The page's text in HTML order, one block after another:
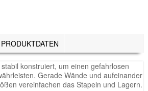
PRODUKTDATEN
konstruiert, um einen gefahrlosen
Gerade Wände und aufeinander
vereinfachen das Stapeln und Lagern.